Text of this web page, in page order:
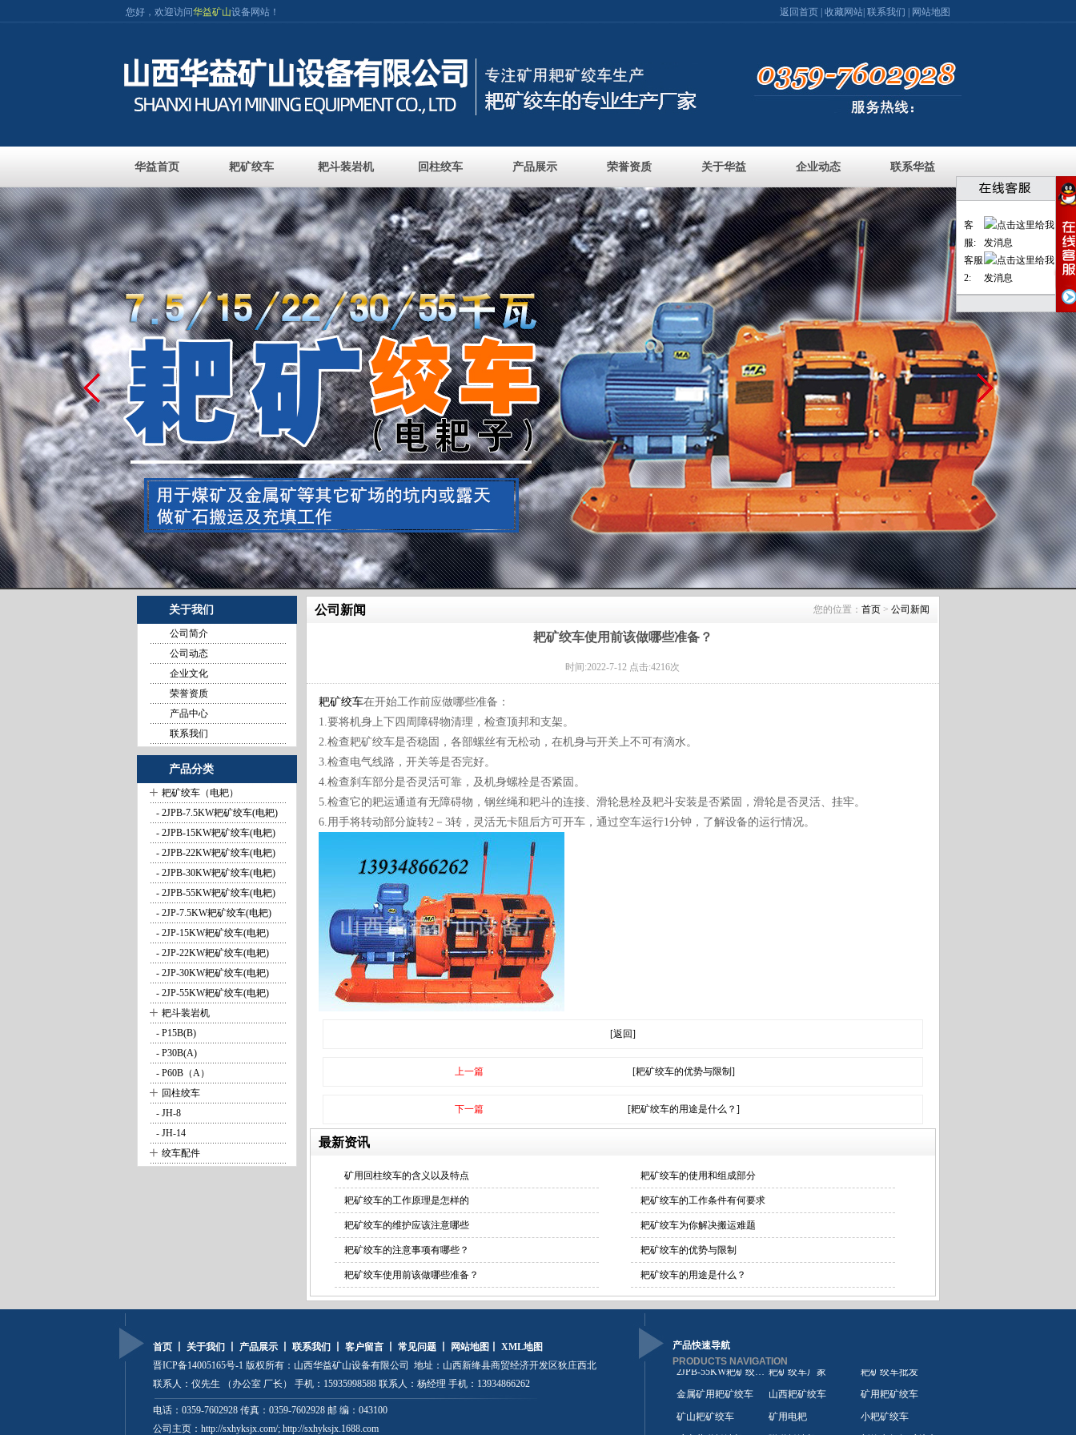
您好，欢迎访问华益矿山设备网站！ 返回首页 收藏网站 联系我们 网站地图
华益首页 耙矿绞车 耙斗装岩机 回柱绞车 产品展示 荣誉资质 关于华益 企业动态 联系华益
关于我们
公司简介
公司动态
企业文化
荣誉资质
产品中心
联系我们
产品分类
+ 耙矿绞车（电耙）
- 2JPB-7.5KW耙矿绞车(电耙)
- 2JPB-15KW耙矿绞车(电耙)
- 2JPB-22KW耙矿绞车(电耙)
- 2JPB-30KW耙矿绞车(电耙)
- 2JPB-55KW耙矿绞车(电耙)
- 2JP-7.5KW耙矿绞车(电耙)
- 2JP-15KW耙矿绞车(电耙)
- 2JP-22KW耙矿绞车(电耙)
- 2JP-30KW耙矿绞车(电耙)
- 2JP-55KW耙矿绞车(电耙)
+ 耙斗装岩机
- P15B(B)
- P30B(A)
- P60B（A）
+ 回柱绞车
- JH-8
- JH-14
+ 绞车配件
公司新闻 您的位置： 首页> 公司新闻
耙矿绞车使用前该做哪些准备？
时间:2022-7-12 点击:4216次
耙矿绞车在开始工作前应做哪些准备：
1.要将机身上下四周障碍物清理，检查顶邦和支架。
2.检查耙矿绞车是否稳固，各部螺丝有无松动，在机身与开关上不可有滴水。
3.检查电气线路，开关等是否完好。
4.检查刹车部分是否灵活可靠，及机身螺栓是否紧固。
5.检查它的耙运通道有无障碍物，钢丝绳和耙斗的连接、滑轮悬栓及耙斗安装是否紧固，滑轮是否灵活、挂牢。
6.用手将转动部分旋转2－3转，灵活无卡阻后方可开车，通过空车运行1分钟，了解设备的运行情况。
[返回]
上一篇 [耙矿绞车的优势与限制]
下一篇 [耙矿绞车的用途是什么？]
最新资讯
矿用回柱绞车的含义以及特点 耙矿绞车的使用和组成部分
耙矿绞车的工作原理是怎样的 耙矿绞车的工作条件有何要求
耙矿绞车的维护应该注意哪些 耙矿绞车为你解决搬运难题
耙矿绞车的注意事项有哪些？ 耙矿绞车的优势与限制
耙矿绞车使用前该做哪些准备？ 耙矿绞车的用途是什么？
首页 关于我们 产品展示 联系我们 客户留言 常见问题 网站地图
XML地图
晋ICP备14005165号-1 版权所有：山西华益矿山设备有限公司 地址：山西新绛县商贸经济开发区狄庄西北
联系人：仪先生 （办公室 厂长） 手机：15935998588 联系人：杨经理 手机：13934866262
电话：0359-7602928 传真：0359-7602928 邮 编：043100
公司主页：http://sxhyksjx.com/; http://sxhyksjx.1688.com
产品快速导航
PRODUCTS NAVIGATION
客
服:
客服
2: